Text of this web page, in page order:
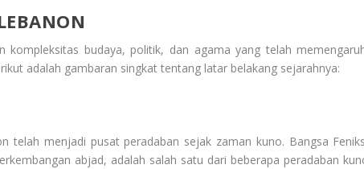
kompleksitas budaya, politik, dan agama yang telah
adalah gambaran singkat tentang latar belakang sejarahnya:
telah menjadi pusat peradaban sejak zaman kuno. Bangsa
abjad, adalah salah satu dari beberapa peradaban